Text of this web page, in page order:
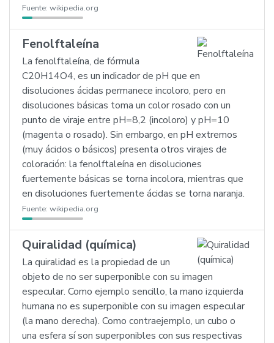
Fuente: wikipedia.org
Fenolftaleína
La fenolftaleína, de fórmula
C20H14O4, es un indicador de pH que en
disoluciones ácidas permanece incoloro, pero en
disoluciones básicas toma un color rosado con un
punto de viraje entre pH=8,2 (incoloro) y pH=10
(magenta o rosado). Sin embargo, en pH extremos
(muy ácidos o básicos) presenta otros virajes de
coloración: la fenolftaleína en disoluciones
fuertemente básicas se torna incolora, mientras que
en disoluciones fuertemente ácidas se torna naranja.
Fuente: wikipedia.org
Quiralidad (química)
La quiralidad es la propiedad de un
objeto de no ser superponible con su imagen
especular. Como ejemplo sencillo, la mano izquierda
humana no es superponible con su imagen especular
(la mano derecha). Como contraejemplo, un cubo o
una esfera sí son superponibles con sus respectivas